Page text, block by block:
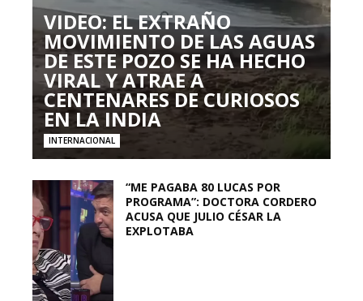
VIDEO: EL EXTRAÑO
MOVIMIENTO DE LAS AGUAS
DE ESTE POZO SE HA HECHO
VIRAL Y ATRAE A
CENTENARES DE CURIOSOS
EN LA INDIA
INTERNACIONAL
“ME PAGABA 80 LUCAS POR
PROGRAMA”: DOCTORA CORDERO
ACUSA QUE JULIO CÉSAR LA
EXPLOTABA